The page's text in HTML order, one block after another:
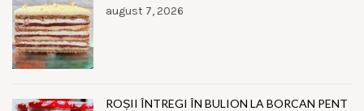
august 7, 2026
ROȘII ÎNTREGI ÎN BULION LA BORCAN PENT